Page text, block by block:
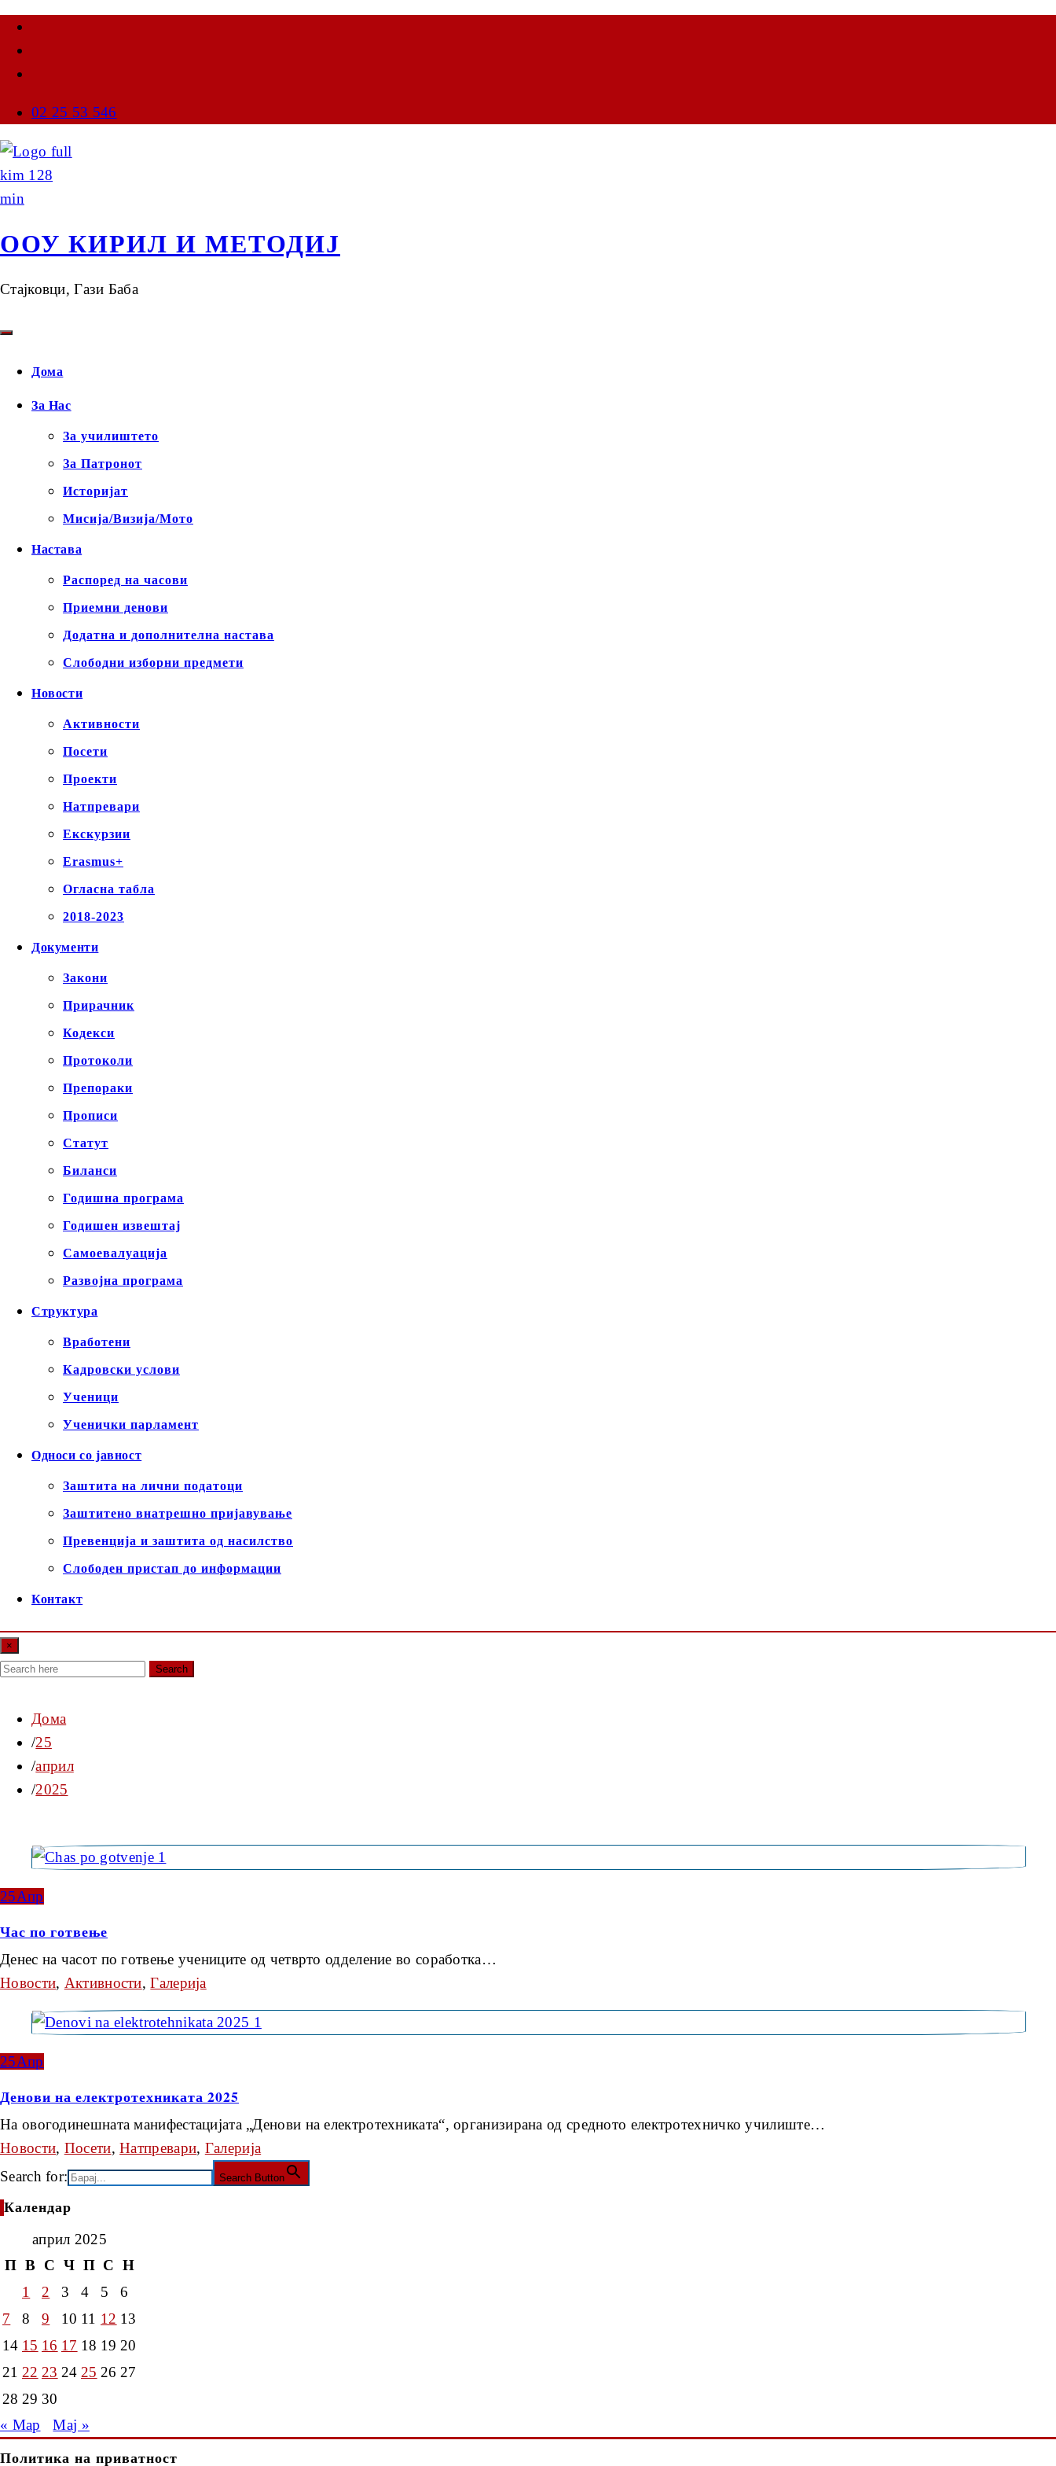
02 25 53 546
ООУ КИРИЛ И МЕТОДИЈ
Стајковци, Гази Баба
Дома
За Нас
За училиштето
За Патронот
Историјат
Мисија/Визија/Мото
Настава
Распоред на часови
Приемни денови
Додатна и дополнителна настава
Слободни изборни предмети
Новости
Активности
Посети
Проекти
Натпревари
Екскурзии
Erasmus+
Огласна табла
2018-2023
Документи
Закони
Прирачник
Кодекси
Протоколи
Препораки
Прописи
Статут
Биланси
Годишна програма
Годишен извештај
Самоевалуација
Развојна програма
Структура
Вработени
Кадровски услови
Ученици
Ученички парламент
Односи со јавност
Заштита на лични податоци
Заштитено внатрешно пријавување
Превенција и заштита од насилство
Слободен пристап до информации
Контакт
×
Search
Дома
25
април
2025
25Апр
Час по готвење
Денес на часот по готвење учениците од четврто одделение во соработка…
Новости, Активности,Галерија
25Апр
Денови на електротехниката 2025
На овогодинешната манифестацијата „Денови на електротехниката“, организирана од средното електротехничко училиште…
Новости, Посети,Натпревари, Галерија
Search for:
Search Button
Календар
април 2025
П В С Ч П С Н
1
2 3 4 5
6
7
8 9 10 11 12 13
14 15 16 17 18 19 20
21 22 23 24 25 26 27
28 29 30
« Мар
Мај »
Политика на приватност